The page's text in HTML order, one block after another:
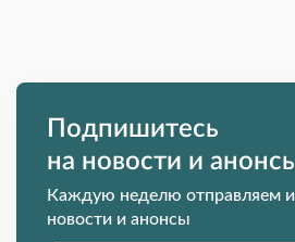
Подпишитесь
на новости и
Каждую неделю отправляем
новости и анонсы